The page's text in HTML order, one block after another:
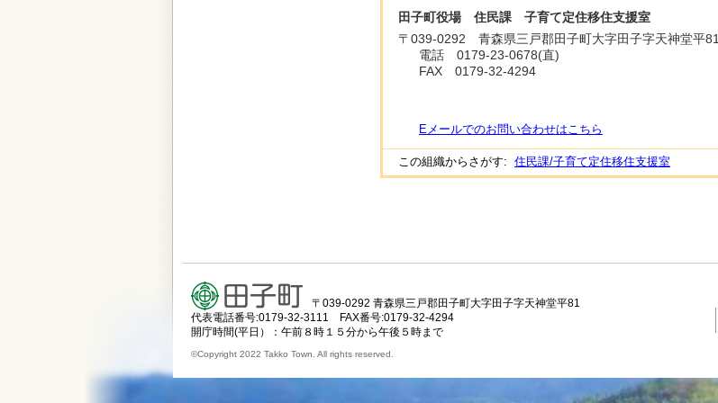
田子町役場 住民課 子育て定住移住支援室
〒 039-0292
青森県三戸郡田子町大字田子字天神堂平81
電話 0179-23-0678(直)
FAX 0179-32-4294
Eメールでのお問い合わせはこちら
この組織からさがす: 住民課/子育て定住移住支援室
〒039-0292 青森県三戸郡田子町大字田子字天神堂平81
代表電話番号:0179-32-3111 FAX番号:0179-32-4294
開庁時間(平日）：午前８時１５分から午後５時まで
©Copyright 2022 Takko Town. All rights reserved.